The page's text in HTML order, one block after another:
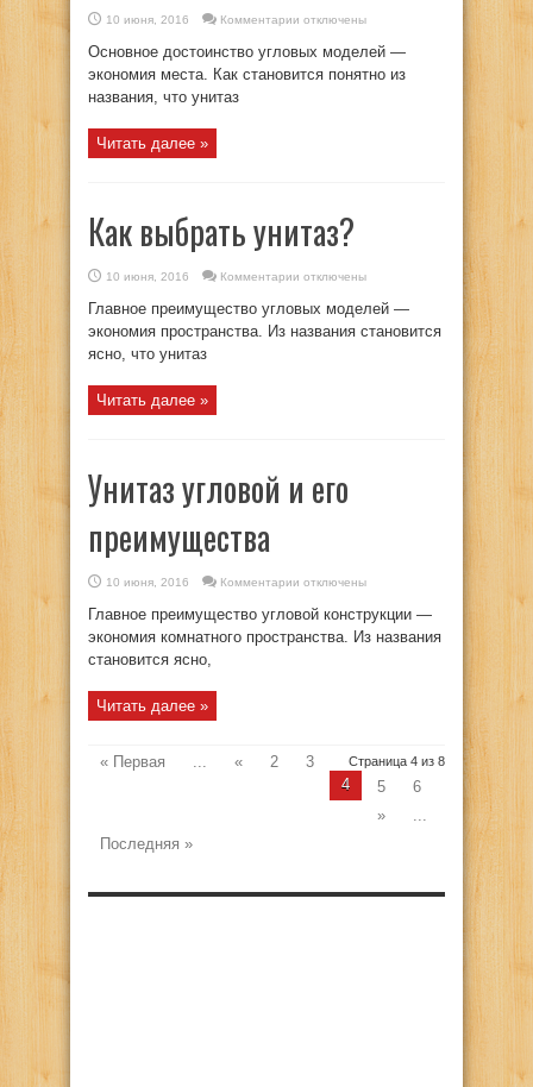
10 июня, 2016 Комментарии
угловых
напольных
унитазов
отключены
Основное достоинство угловых моделей —
экономия места. Как становится понятно из
названия, что унитаз
Читать далее »
Как выбрать унитаз?
10 июня, 2016 Комментарии
выбрать
унитаз?
отключены
Главное преимущество угловых моделей —
экономия пространства. Из названия становится
ясно, что унитаз
Читать далее »
Унитаз угловой и его
преимущества
10 июня, 2016 Комментарии
Унитаз
угловой
и
его
отключены
Главное преимущество угловой конструкции —
экономия комнатного пространства. Из названия
становится ясно,
Читать далее »
Страница 4 из 8
« Первая ... « 2
3
4
5
6
»
...
Последняя »